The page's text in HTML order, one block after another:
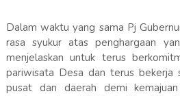
Dalam waktu yang sama Pj
rasa syukur atas penghargaan
menjelaskan untuk terus
pariwisata Desa dan terus bekerja
pusat dan daerah demi